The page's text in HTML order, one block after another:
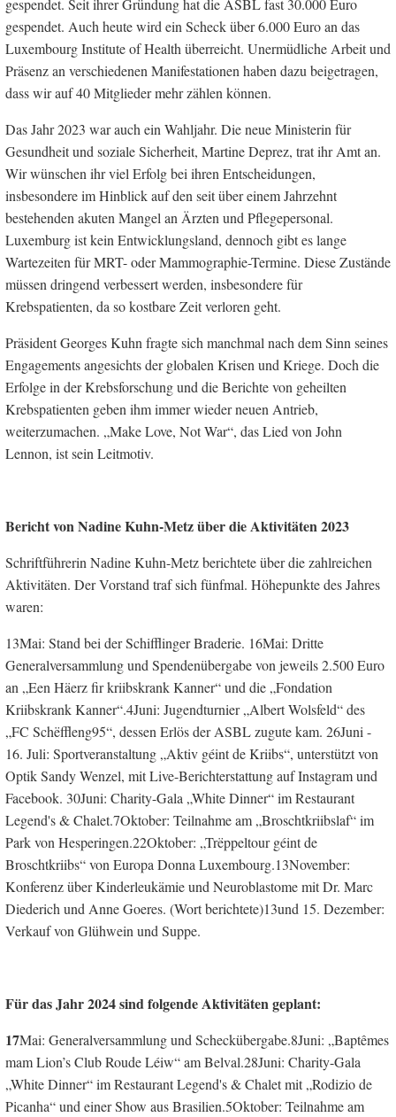
gespendet. Seit ihrer Gründung hat die ASBL fast 30.000 Euro
gespendet. Auch heute wird ein Scheck über 6.000 Euro an das
Luxembourg Institute of Health überreicht. Unermüdliche Arbeit und
Präsenz an verschiedenen Manifestationen haben dazu beigetragen,
dass wir auf 40 Mitglieder mehr zählen können.
Das Jahr 2023 war auch ein Wahljahr. Die neue Ministerin für
Gesundheit und soziale Sicherheit, Martine Deprez, trat ihr Amt an.
Wir wünschen ihr viel Erfolg bei ihren Entscheidungen,
insbesondere im Hinblick auf den seit über einem Jahrzehnt
bestehenden akuten Mangel an Ärzten und Pflegepersonal.
Luxemburg ist kein Entwicklungsland, dennoch gibt es lange
Wartezeiten für MRT- oder Mammographie-Termine. Diese Zustände
müssen dringend verbessert werden, insbesondere für
Krebspatienten, da so kostbare Zeit verloren geht.
Präsident Georges Kuhn fragte sich manchmal nach dem Sinn seines
Engagements angesichts der globalen Krisen und Kriege. Doch die
Erfolge in der Krebsforschung und die Berichte von geheilten
Krebspatienten geben ihm immer wieder neuen Antrieb,
weiterzumachen. „Make Love, Not War“, das Lied von John
Lennon, ist sein Leitmotiv.
Bericht von Nadine Kuhn-Metz über die Aktivitäten 2023
Schriftführerin Nadine Kuhn-Metz berichtete über die zahlreichen
Aktivitäten. Der Vorstand traf sich fünfmal. Höhepunkte des Jahres
waren:
13Mai: Stand bei der Schifflinger Braderie. 16Mai: Dritte
Generalversammlung und Spendenübergabe von jeweils 2.500 Euro
an „Een Häerz fir kriibskrank Kanner“ und die „Fondation
Kriibskrank Kanner“.4Juni: Jugendturnier „Albert Wolsfeld“ des
„FC Schëffleng95“, dessen Erlös der ASBL zugute kam. 26Juni -
16. Juli: Sportveranstaltung „Aktiv géint de Kriibs“, unterstützt von
Optik Sandy Wenzel, mit Live-Berichterstattung auf Instagram und
Facebook. 30Juni: Charity-Gala „White Dinner“ im Restaurant
Legend's & Chalet.7Oktober: Teilnahme am „Broschtkriibslaf“ im
Park von Hesperingen.22Oktober: „Trëppeltour géint de
Broschtkriibs“ von Europa Donna Luxembourg.13November:
Konferenz über Kinderleukämie und Neuroblastome mit Dr. Marc
Diederich und Anne Goeres. (Wort berichtete)13und 15. Dezember:
Verkauf von Glühwein und Suppe.
Für das Jahr 2024 sind folgende Aktivitäten geplant:
17Mai: Generalversammlung und Scheckübergabe.8Juni: „Baptêmes
mam Lion’s Club Roude Léiw“ am Belval.28Juni: Charity-Gala
„White Dinner“ im Restaurant Legend's & Chalet mit „Rodizio de
Picanha“ und einer Show aus Brasilien.5Oktober: Teilnahme am